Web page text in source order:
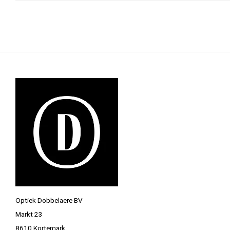
Optiek Dobbelaere BV
Markt 23